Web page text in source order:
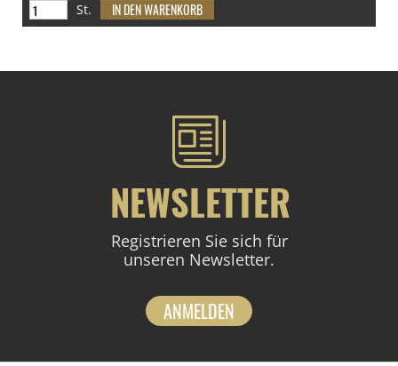
St.
NEWSLETTER
Registrieren Sie sich für
unseren Newsletter.
ANMELDEN